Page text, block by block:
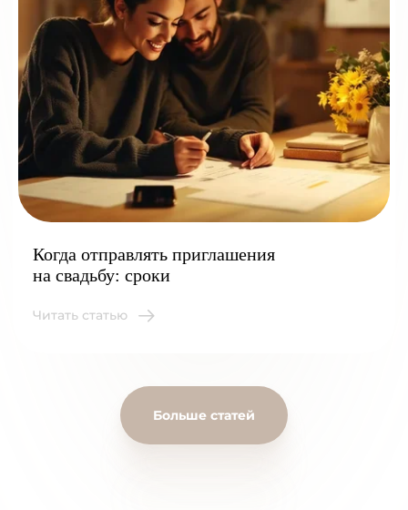
Когда отправлять приглашения
на свадьбу: сроки
Читать статью
Больше статей